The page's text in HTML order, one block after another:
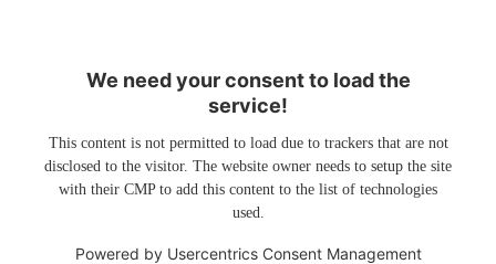
We need your consent to load the
service!
This content is not permitted to load due to trackers that are not
disclosed to the visitor. The website owner needs to setup the site
with their CMP to add this content to the list of technologies
used.
Powered by Usercentrics Consent Management